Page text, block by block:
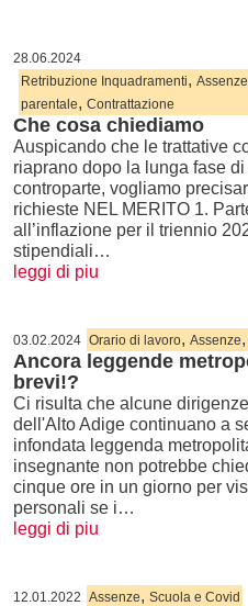
28.06.2024
Retribuzione Inquadramenti, Assenze
parentale, Contrattazione
Che cosa chiediamo
Auspicando che le trattative
riaprano dopo la lunga fase
controparte, vogliamo
richieste NEL MERITO 1.
all’inflazione per il triennio
stipendiali…
leggi di piu
03.02.2024 Orario di lavoro, Assenze,
Ancora leggende
brevi!?
Ci risulta che alcune
dell'Alto Adige continuano a
infondata leggenda
insegnante non potrebbe
cinque ore in un giorno per
personali se i…
leggi di piu
12.01.2022 Assenze, Scuola e Covid